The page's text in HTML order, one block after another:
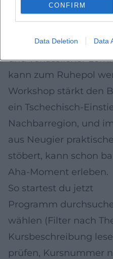
CONFIRM
Data Deletion Data
Lernen als
Die vhs ist
und verlässlicher
kann zum Ruhepol
Workshop stärkt den
ein Tschechisch-
Nachbarregion, und
aus Neugier
stöbert, kann schon
Aha‑Moment erleben.
So startest du jetzt
Programm
wählen (Filter nach
Kursbeschreibung
prüfen, Kursnummer